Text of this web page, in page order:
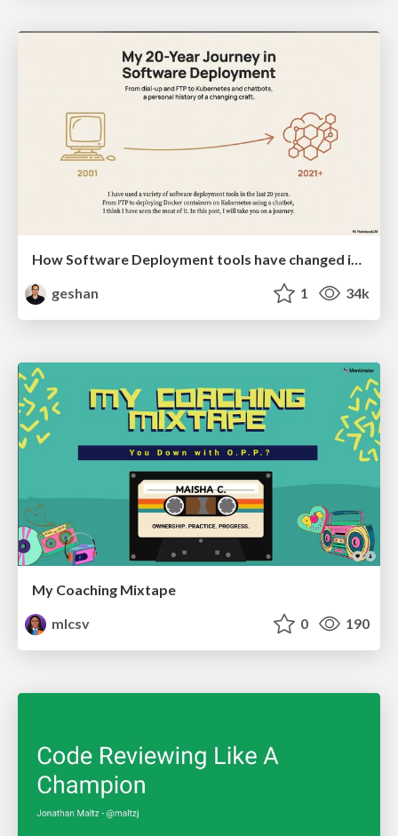
How Software Deployment tools have changed in the past 20 years
geshan
1 34k
My Coaching Mixtape
mlcsv
0 190